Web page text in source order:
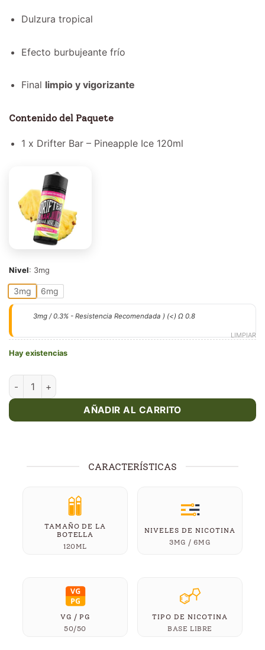
Dulzura tropical
Efecto burbujeante frío
Final limpio y vigorizante
Contenido del Paquete
1 x Drifter Bar – Pineapple Ice 120ml
Nivel: 3mg
3mg 6mg
LIMPIAR
3mg / 0.3% - Resistencia Recomendada ) (<) Ω 0.8
Hay existencias
Pineapple Ice 120ml E-Juice - Drifter Bar cantidad
AÑADIR AL CARRITO
CARACTERÍSTICAS
TAMAÑO DE LA
BOTELLA
120ML
NIVELES DE NICOTINA
3MG / 6MG
VG / PG
50/50
TIPO DE NICOTINA
BASE LIBRE